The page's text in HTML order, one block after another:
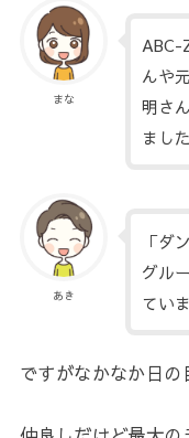
まな
ABC-
んや
明さ
まし
あき
「ダ
グル
てい
ですがなかなか日の